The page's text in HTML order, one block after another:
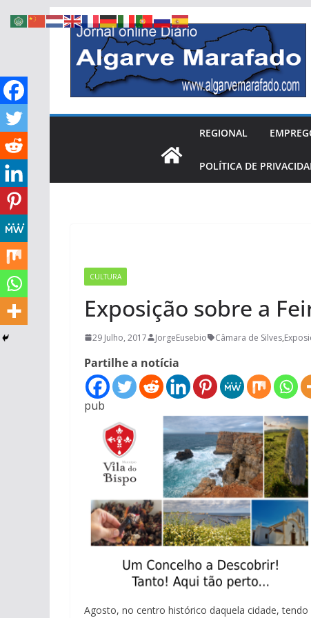
Skip
content
REGIONAL
POLÍTICA DE
CULTURA
Exposição sobre a
29 Julho, 2017 JorgeEusebio Câmara de Silves,
Partilhe a notícia
pub
Agosto, no centro histórico daquela cidade,